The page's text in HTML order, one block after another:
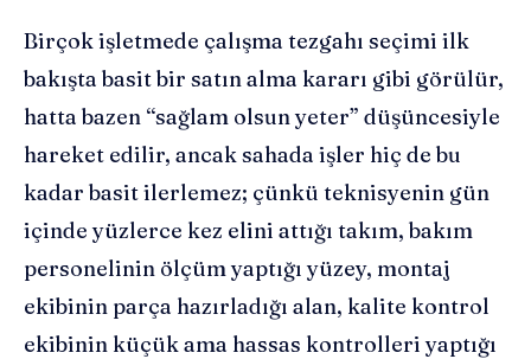
Birçok işletmede çalışma tezgahı seçimi ilk
bakışta basit bir satın alma kararı gibi görülür,
hatta bazen “sağlam olsun yeter” düşüncesiyle
hareket edilir, ancak sahada işler hiç de bu
kadar basit ilerlemez; çünkü teknisyenin gün
içinde yüzlerce kez elini attığı takım, bakım
personelinin ölçüm yaptığı yüzey, montaj
ekibinin parça hazırladığı alan, kalite kontrol
ekibinin küçük ama hassas kontrolleri yaptığı